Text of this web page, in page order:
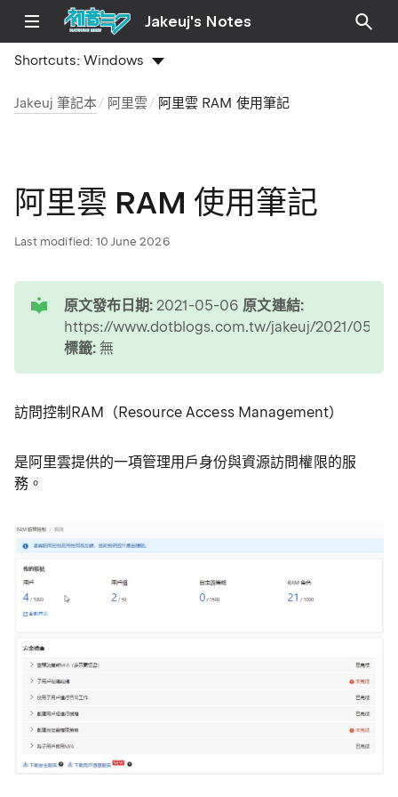
Jakeuj's Notes
Shortcuts:Windows
Jakeuj 筆記本 阿里雲 阿里雲 RAM 使用筆記
阿里雲 RAM 使用筆記
Last modified: 10 June 2026
原文發布日期: 2021-05-06 原文連結:
https://www.dotblogs.com.tw/jakeuj/2021/05/
標籤: 無
訪問控制RAM（Resource Access Management）
是阿里雲提供的一項管理用戶身份與資源訪問權限的服
務。